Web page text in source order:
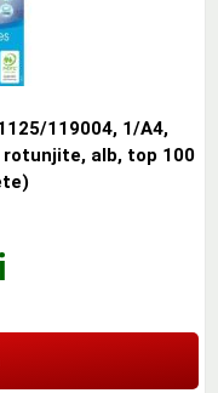
119004, 1/A4,
alb, top 100